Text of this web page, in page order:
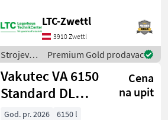
Gebrauchtmaschine;
Seriennummer/Fahrgestellnummer:
09338; Nettogewicht (kg):
8850; zul. Gesamtgewicht
(kg): 24000; Tanki
LTC-Zwettl
3910 Zwettl
Strojevi
za
đubrenje,
gnojenje i
navodnjavanje
/ Vakutec
Premium Gold prodavac
Vakutec VA 6150
Standard DL
Vakuumfass
Cena
na upit
God. pr. 2026
6150 l